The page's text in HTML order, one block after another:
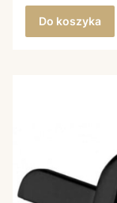
Do koszyka